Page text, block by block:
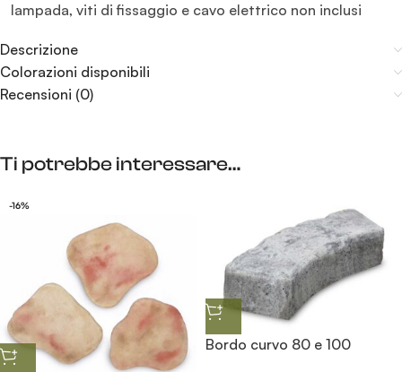
lampada, viti di fissaggio e cavo elettrico non inclusi
Descrizione
Colorazioni disponibili
Recensioni (0)
Ti potrebbe interessare…
-16%
Bordo curvo 80 e 100